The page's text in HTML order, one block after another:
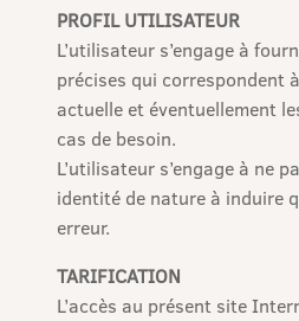
PROFIL UTILISATEUR
L’utilisateur s’engage à
précises qui correspondent
actuelle et éventuellement
cas de besoin.
L’utilisateur s’engage à ne
identité de nature à induire
erreur.
TARIFICATION
L’accès au présent site